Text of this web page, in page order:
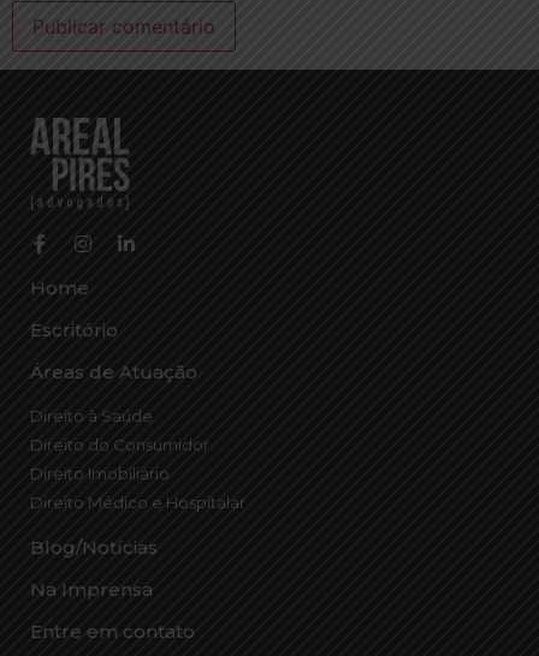
Home
Escritório
Áreas de Atuação
Direito à Saúde
Direito do Consumidor
Direito Imobiliário
Direito Médico e Hospitalar
Blog/Notícias
Na Imprensa
Entre em contato